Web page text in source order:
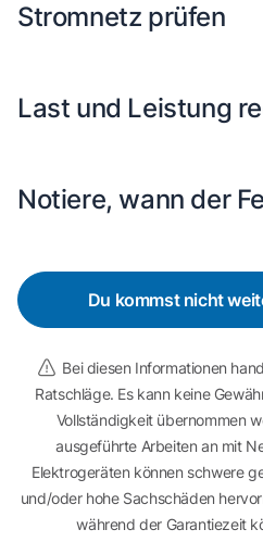
Stromnetz prüfen
Last und Leistung
Notiere, wann der
Du kommst nicht
Bei diesen Informationen
Ratschläge. Es kann keine
Vollständigkeit übernommen
ausgeführte Arbeiten an mit
Elektrogeräten können schwere
und/oder hohe Sachschäden
während der Garantiezeit